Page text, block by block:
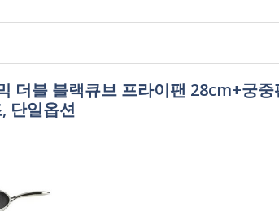
더블 블랙큐브 프라이팬 28cm+궁
단일옵션